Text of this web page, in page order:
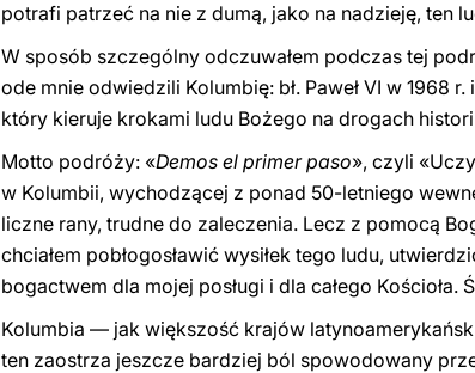
potrafi patrzeć na nie z dumą, jako na nadzieję, ten
W sposób szczególny odczuwałem podczas tej
ode mnie odwiedzili Kolumbię: bł. Paweł VI w 1968
który kieruje krokami ludu Bożego na drogach
Motto podróży: «Demos el primer paso», czyli
w Kolumbii, wychodzącej z ponad 50-letniego
liczne rany, trudne do zaleczenia. Lecz z pomocą
chciałem pobłogosławić wysiłek tego ludu,
bogactwem dla mojej posługi i dla całego
Kolumbia — jak większość krajów
ten zaostrza jeszcze bardziej ból spowodowany